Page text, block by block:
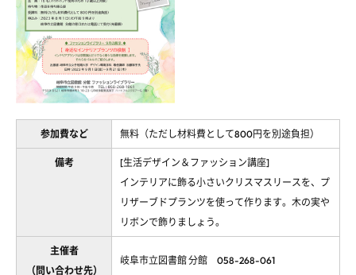
参加費など 無料（ただし材料費として800円を別途負担）
備考
[生活デザイン＆ファッション講座]
インテリアに飾る小さいクリスマスリースを、プ
リザーブドプランツを使って作ります。木の実や
リボンで飾りましょう。
主催者
（問い合わせ先）
岐阜市立図書館 分館 058-268-061